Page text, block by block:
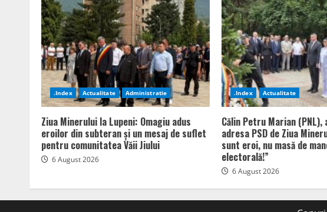
.Index Actualitate Administratie
Ziua Minerului la Lupeni: Omagiu adus
eroilor din subteran și un mesaj de suflet
pentru comunitatea Văii Jiului
6 August 2026
.Index Actualitate
Călin Petru Marian (PNL),
adresa PSD de Ziua
sunt eroi, nu masă de
electorală!”
6 August 2026